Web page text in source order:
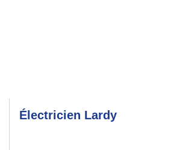
Électricien Lardy